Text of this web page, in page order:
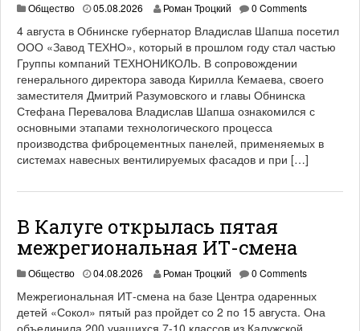
Общество 05.08.2026 Роман Троцкий 0 Comments
4 августа в Обнинске губернатор Владислав Шапша посетил
ООО «Завод ТЕХНО», который в прошлом году стал частью
Группы компаний ТЕХНОНИКОЛЬ. В сопровождении
генерального директора завода Кирилла Кемаева, своего
заместителя Дмитрий Разумовского и главы Обнинска
Стефана Перевалова Владислав Шапша ознакомился с
основными этапами технологического процесса
производства фиброцементных панелей, применяемых в
системах навесных вентилируемых фасадов и при […]
В Калуге открылась пятая
межрегиональная ИТ-смена
Общество 04.08.2026 Роман Троцкий 0 Comments
Межрегиональная ИТ-смена на базе Центра одаренных
детей «Сокол» пятый раз пройдет со 2 по 15 августа. Она
объединила 200 учащихся 7-10 классов из Калужской,